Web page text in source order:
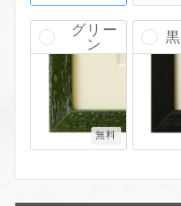
グリー
ン
無料
黒